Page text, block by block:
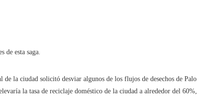
de esta saga.
la ciudad solicitó desviar algunos de los flujos de desechos de Palo
la tasa de reciclaje doméstico de la ciudad a alrededor del 60%,